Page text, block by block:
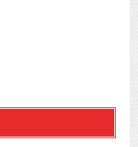
更新